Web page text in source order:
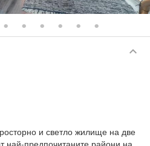
keyboard_arrow_down
и светло жилище на две
най‑предпочитаните райони на